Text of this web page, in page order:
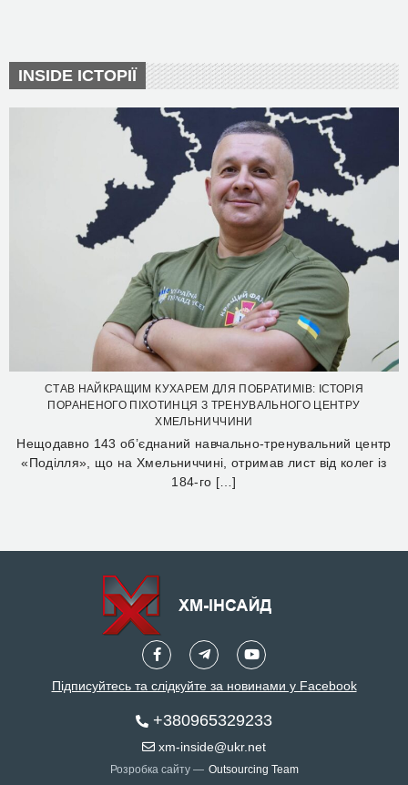
INSIDE ІСТОРІЇ
СТАВ НАЙКРАЩИМ КУХАРЕМ ДЛЯ ПОБРАТИМІВ: ІСТОРІЯ
ПОРАНЕНОГО ПІХОТИНЦЯ З ТРЕНУВАЛЬНОГО ЦЕНТРУ
ХМЕЛЬНИЧЧИНИ
Нещодавно 143 об’єднаний навчально-тренувальний центр
«Поділля», що на Хмельниччині, отримав лист від колег із
184-го […]
Підписуйтесь та слідкуйте за новинами у Facebook
+380965329233
xm-inside@ukr.net
Розробка сайту — Outsourcing Team